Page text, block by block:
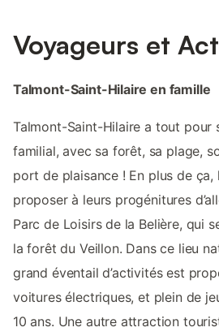
Voyageurs et
Talmont-Saint-Hilaire en famille
Talmont-Saint-Hilaire a tout pour
familial, avec sa forêt, sa plage,
port de plaisance ! En plus de
proposer à leurs progénitures
Parc de Loisirs de la Belière, qui
la forêt du Veillon. Dans ce lieu
grand éventail d’activités est
voitures électriques, et plein de
10 ans. Une autre attraction